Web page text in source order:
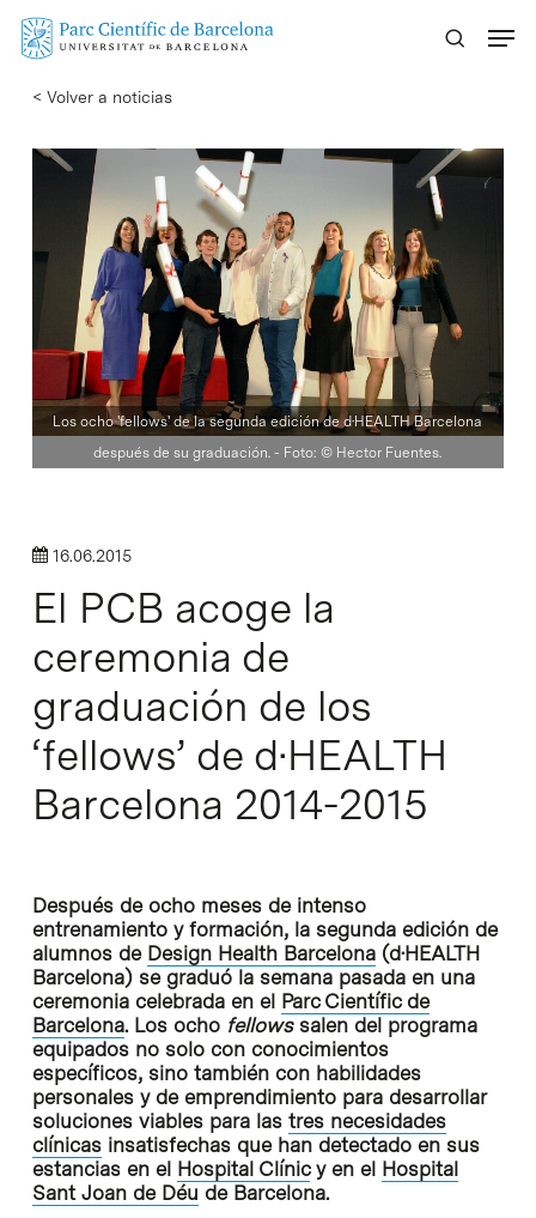
Skip
content
< Volver a noticias
Los ocho 'fellows' de la segunda edición de d·HEALTH Barcelona
después de su graduación. - Foto: © Hector Fuentes.
16.06.2015
El PCB acoge la
ceremonia de
graduación de los
‘fellows’ de d·HEALTH
Barcelona 2014-2015
Después de ocho meses de intenso
entrenamiento y formación, la segunda edición de
alumnos de Design Health Barcelona(d·HEALTH
Barcelona) se graduó la semana pasada en una
ceremonia celebrada en el Parc Científic de
Barcelona. Los ocho fellows salen del programa
equipados no solo con conocimientos
específicos, sino también con habilidades
personales y de emprendimiento para desarrollar
soluciones viables para las tres necesidades
clínicasinsatisfechas que han detectado en sus
estancias en el Hospital Clínicy en el Hospital
Sant Joan de Déu de Barcelona.